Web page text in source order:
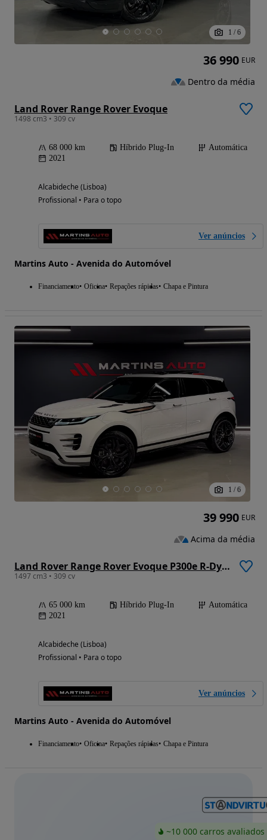
1 / 6
Land Rover Range Rover Evoque
1498 cm3 • 309 cv
68 000 km Híbrido Plug-In
Automática
2021
Alcabideche (Lisboa)
Profissional • Para o topo
Ver anúncios
Martins Auto - Avenida do Automóvel
Financiamento Oficina Repações rápidas Chapa e Pintura
36 990 EUR
Dentro da média
1 / 6
Land Rover Range Rover Evoque P300e R-Dynamic
1497 cm3 • 309 cv
65 000 km Híbrido Plug-In
Automática
2021
Alcabideche (Lisboa)
Profissional • Para o topo
Ver anúncios
Martins Auto - Avenida do Automóvel
Financiamento Oficina Repações rápidas Chapa e Pintura
39 990 EUR
Acima da média
~10 000 carros